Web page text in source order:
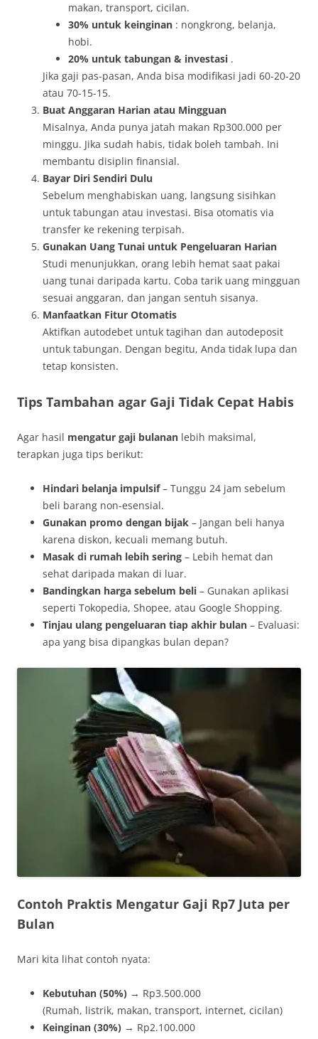
makan, transport, cicilan.
30% untuk keinginan : nongkrong, belanja,
hobi.
20% untuk tabungan & investasi .
Jika gaji pas-pasan, Anda bisa modifikasi jadi 60-20-20
atau 70-15-15.
Buat Anggaran Harian atau Mingguan
Misalnya, Anda punya jatah makan Rp300.000 per
minggu. Jika sudah habis, tidak boleh tambah. Ini
membantu disiplin finansial.
Bayar Diri Sendiri Dulu
Sebelum menghabiskan uang, langsung sisihkan
untuk tabungan atau investasi. Bisa otomatis via
transfer ke rekening terpisah.
Gunakan Uang Tunai untuk Pengeluaran Harian
Studi menunjukkan, orang lebih hemat saat pakai
uang tunai daripada kartu. Coba tarik uang mingguan
sesuai anggaran, dan jangan sentuh sisanya.
Manfaatkan Fitur Otomatis
Aktifkan autodebet untuk tagihan dan autodeposit
untuk tabungan. Dengan begitu, Anda tidak lupa dan
tetap konsisten.
Tips Tambahan agar Gaji Tidak Cepat Habis
Agar hasil mengatur gaji bulanan lebih maksimal,
terapkan juga tips berikut:
Hindari belanja impulsif– Tunggu 24 jam sebelum
beli barang non-esensial.
Gunakan promo dengan bijak – Jangan beli hanya
karena diskon, kecuali memang butuh.
Masak di rumah lebih sering – Lebih hemat dan
sehat daripada makan di luar.
Bandingkan harga sebelum beli – Gunakan aplikasi
seperti Tokopedia, Shopee, atau Google Shopping.
Tinjau ulang pengeluaran tiap akhir bulan – Evaluasi:
apa yang bisa dipangkas bulan depan?
Contoh Praktis Mengatur Gaji Rp7 Juta per
Bulan
Mari kita lihat contoh nyata:
Kebutuhan (50%) → Rp3.500.000
(Rumah, listrik, makan, transport, internet, cicilan)
Keinginan (30%) → Rp2.100.000